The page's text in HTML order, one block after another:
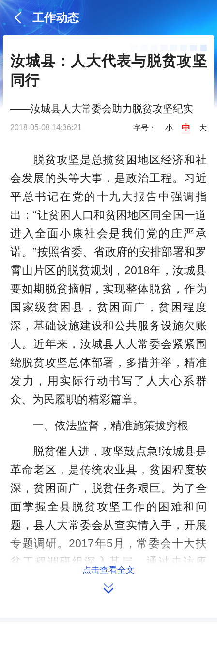
工作动态
汝城县：人大代表与脱贫攻坚
同行
——汝城县人大常委会助力脱贫攻坚纪实
2018-05-08 14:36:21 字号： 小 中 大
脱贫攻坚是总揽贫困地区经济和社
会发展的头等大事，是政治工程。习近
平总书记在党的十九大报告中强调指
出：“让贫困人口和贫困地区同全国一道
进入全面小康社会是我们党的庄严承
诺。”按照省委、省政府的安排部署和罗
霄山片区的脱贫规划，2018年，汝城县
要如期脱贫摘帽，实现整体脱贫，作为
国家级贫困县，贫困面广，贫困程度
深，基础设施建设和公共服务设施欠账
大。近年来，汝城县人大常委会紧紧围
绕脱贫攻坚总体部署，多措并举，精准
发力，用实际行动书写了人大心系群
众、为民履职的精彩篇章。
一、依法监督，精准施策拔穷根
脱贫催人进，攻坚鼓点急!汝城县是
革命老区，是传统农业县，贫困程度较
深，贫困面广，脱贫任务艰巨。为了全
面掌握全县脱贫攻坚工作的困难和问
题，县人大常委会从查实情入手，开展
专题调研。2017年5月，常委会十大扶
贫工程调研组深入基层，通过走访座
谈、查阅资料、实地察看、听取汇报等
点击查看全文
